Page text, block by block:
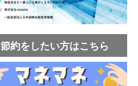
節約をしたい方はこちら